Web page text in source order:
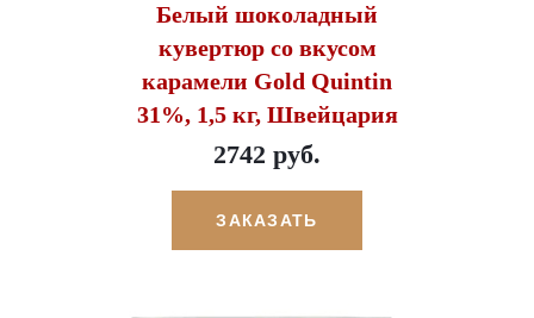
Белый шоколадный
кувертюр со вкусом
карамели Gold Quintin
31%, 1,5 кг, Швейцария
2742 руб.
ЗАКАЗАТЬ